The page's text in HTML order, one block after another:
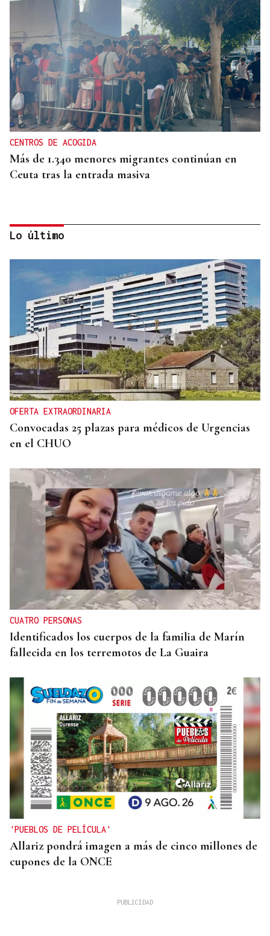
CENTROS DE ACOGIDA
Más de 1.340 menores migrantes continúan en
Ceuta tras la entrada masiva
AUSENCIA DE MARLASKA Y ROBLES
El PP denuncia que el Gobierno no haya pedido
más medios a Europa para atajar la crisis en Ceuta
Lo último
OFERTA EXTRAORDINARIA
Convocadas 25 plazas para médicos de Urgencias
en el CHUO
CUATRO PERSONAS
Identificados los cuerpos de la familia de Marín
fallecida en los terremotos de La Guaira
'PUEBLOS DE PELÍCULA'
Allariz pondrá imagen a más de cinco millones de
cupones de la ONCE